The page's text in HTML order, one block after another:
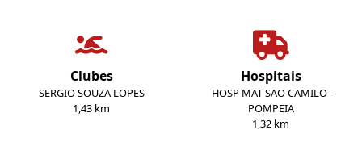
Clubes
SERGIO SOUZA LOPES
1,43 km
Hospitais
HOSP MAT SAO CAMILO-
POMPEIA
1,32 km